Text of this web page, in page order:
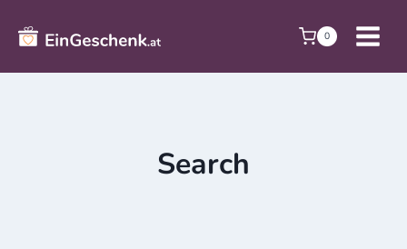
Inhalt
springen
0
Search